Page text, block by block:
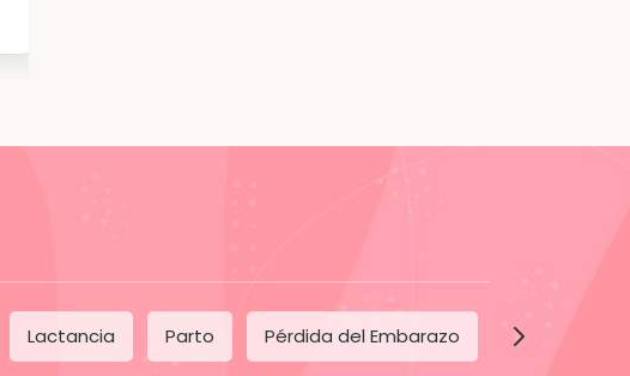
Lactancia Parto Pérdida del Embarazo Posparto